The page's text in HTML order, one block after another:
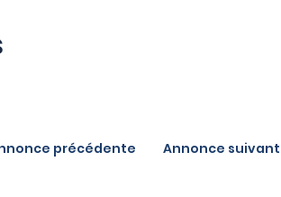
précédente Annonce